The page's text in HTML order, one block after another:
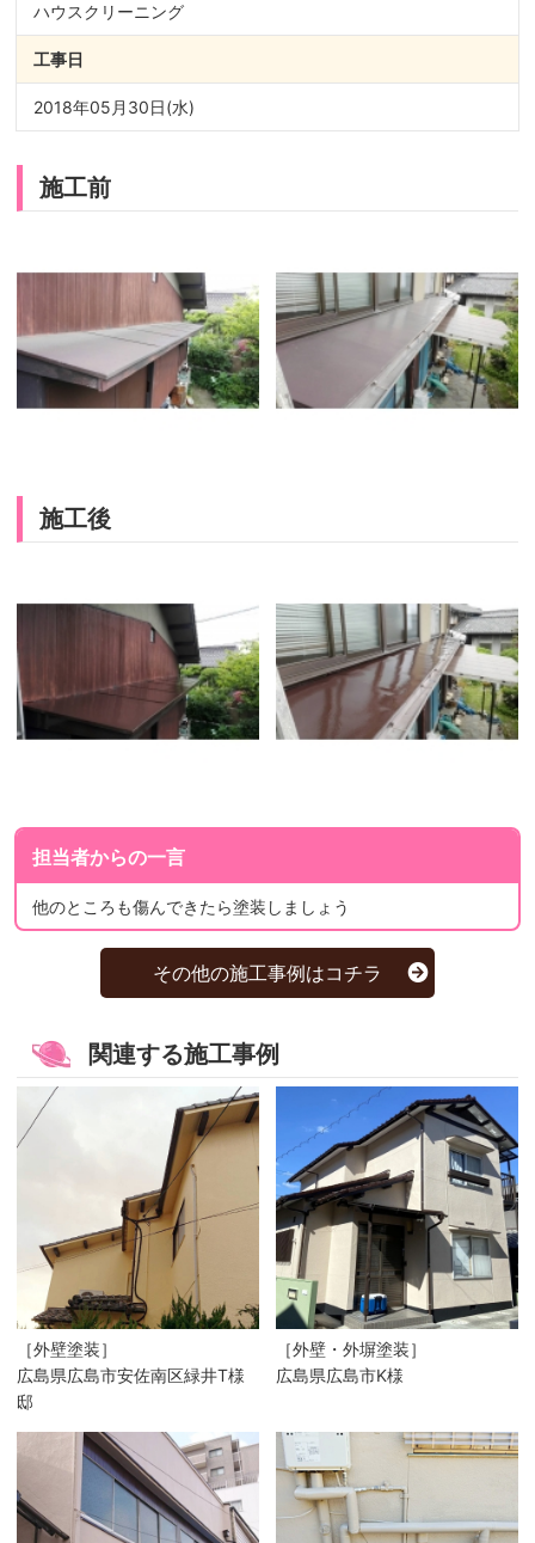
ハウスクリーニング
工事日
2018年05月30日(水)
施工前
施工後
担当者からの一言
他のところも傷んできたら塗装しましょう
その他の施工事例はコチラ
関連する施工事例
［外壁塗装］
広島県広島市安佐南区緑井T様
邸
［外壁・外塀塗装］
広島県広島市K様